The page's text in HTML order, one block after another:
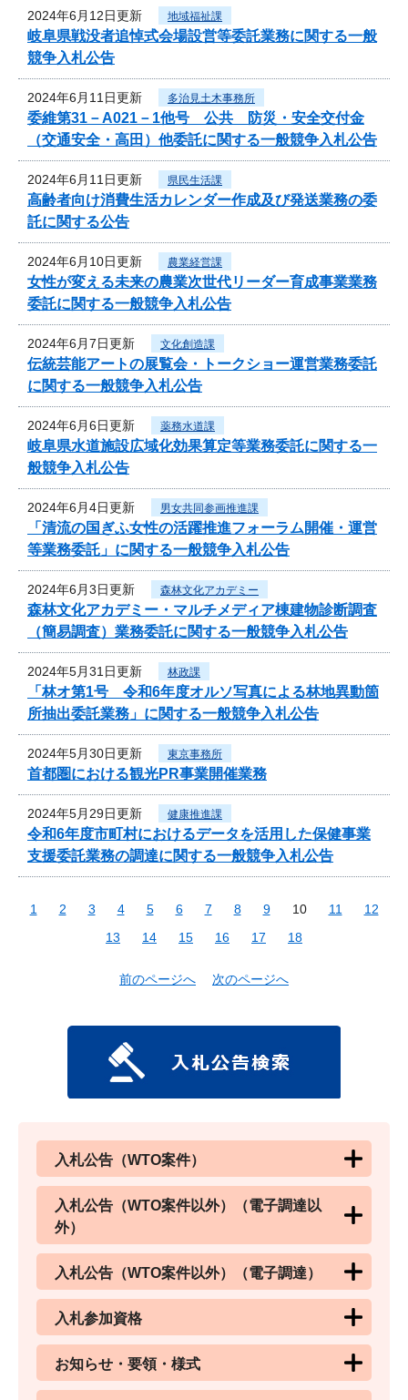
2024年6月12日更新 地域福祉課
岐阜県戦没者追悼式会場設営等委託業務に関する一般
競争入札公告
2024年6月11日更新 多治見土木事務所
委維第31－A021－1他号 公共 防災・安全交付金
（交通安全・高田）他委託に関する一般競争入札公告
2024年6月11日更新 県民生活課
高齢者向け消費生活カレンダー作成及び発送業務の委
託に関する公告
2024年6月10日更新 農業経営課
女性が変える未来の農業次世代リーダー育成事業業務
委託に関する一般競争入札公告
2024年6月7日更新 文化創造課
伝統芸能アートの展覧会・トークショー運営業務委託
に関する一般競争入札公告
2024年6月6日更新 薬務水道課
岐阜県水道施設広域化効果算定等業務委託に関する一
般競争入札公告
2024年6月4日更新 男女共同参画推進課
「清流の国ぎふ女性の活躍推進フォーラム開催・運営
等業務委託」に関する一般競争入札公告
2024年6月3日更新 森林文化アカデミー
森林文化アカデミー・マルチメディア棟建物診断調査
（簡易調査）業務委託に関する一般競争入札公告
2024年5月31日更新 林政課
「林オ第1号 令和6年度オルソ写真による林地異動箇
所抽出委託業務」に関する一般競争入札公告
2024年5月30日更新 東京事務所
首都圏における観光PR事業開催業務
2024年5月29日更新 健康推進課
令和6年度市町村におけるデータを活用した保健事業
支援委託業務の調達に関する一般競争入札公告
1 2 3 4 5 6 7 8 9 10 11
12
13
14 15 16 17 18
前のページへ 次のページへ
入札公告（WTO案件）
入札公告（WTO案件以外）（電子調達以
外）
入札公告（WTO案件以外）（電子調達）
入札参加資格
お知らせ・要領・様式